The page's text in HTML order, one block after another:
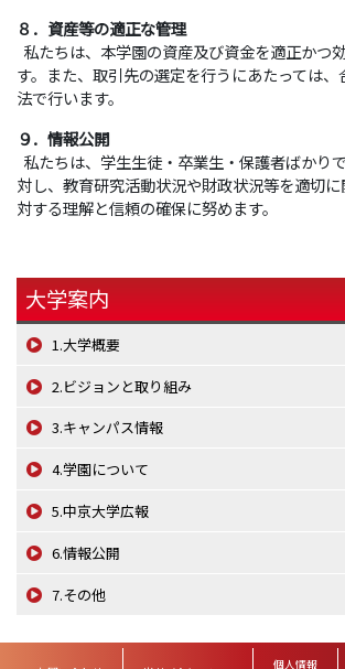
８．資産等の適正な管理
私たちは、本学園の資産及び資金を適正かつ
す。また、取引先の選定を行うにあたっては
法で行います。
９．情報公開
私たちは、学生生徒・卒業生・保護者ばかり
対し、教育研究活動状況や財政状況等を適切
対する理解と信頼の確保に努めます。
大学案内
1.大学概要
2.ビジョンと取り組み
3.キャンパス情報
4.学園について
5.中京大学広報
6.情報公開
7.その他
個人情報